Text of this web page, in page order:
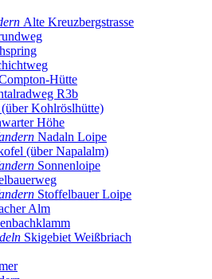
Alte Kreuzbergstrasse
Hütte
R3b
Kohlröslhütte)
Höhe
Nadaln Loipe
(über Napalalm)
Sonnenloipe
Stoffelbauer Loipe
Alm
Skigebiet Weißbriach